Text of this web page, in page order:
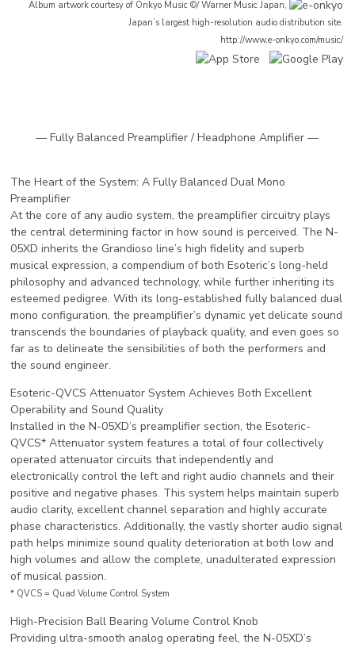
Album artwork courtesy of Onkyo Music ©/ Warner Music Japan,
Japan’s largest high-resolution audio distribution site.
http://www.e-onkyo.com/music/
— Fully Balanced Preamplifier / Headphone Amplifier —
The Heart of the System: A Fully Balanced Dual Mono
Preamplifier
At the core of any audio system, the preamplifier circuitry plays
the central determining factor in how sound is perceived. The N-
05XD inherits the Grandioso line’s high fidelity and superb
musical expression, a compendium of both Esoteric’s long-held
philosophy and advanced technology, while further inheriting its
esteemed pedigree. With its long-established fully balanced dual
mono configuration, the preamplifier’s dynamic yet delicate sound
transcends the boundaries of playback quality, and even goes so
far as to delineate the sensibilities of both the performers and
the sound engineer.
Esoteric-QVCS Attenuator System Achieves Both Excellent
Operability and Sound Quality
Installed in the N-05XD’s preamplifier section, the Esoteric-
QVCS* Attenuator system features a total of four collectively
operated attenuator circuits that independently and
electronically control the left and right audio channels and their
positive and negative phases. This system helps maintain superb
audio clarity, excellent channel separation and highly accurate
phase characteristics. Additionally, the vastly shorter audio signal
path helps minimize sound quality deterioration at both low and
high volumes and allow the complete, unadulterated expression
of musical passion.
* QVCS = Quad Volume Control System
High-Precision Ball Bearing Volume Control Knob
Providing ultra-smooth analog operating feel, the N-05XD’s